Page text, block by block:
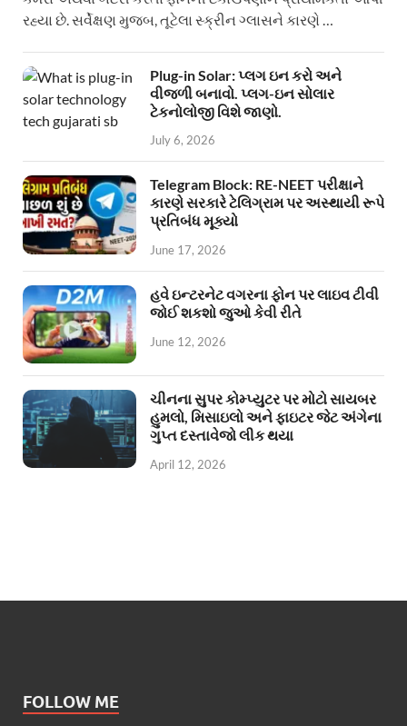
રહ્યા છે. સર્વેક્ષણ મુજબ, તૂટેલા સ્ક્રીન ગ્લાસને કારણે …
Plug-in Solar: પ્લગ ઇન કરો અને
વીજળી બનાવો. પ્લગ-ઇન સોલાર
ટેકનોલોજી વિશે જાણો.
July 6, 2026
Telegram Block: RE-NEET પરીક્ષાને
કારણે સરકારે ટેલિગ્રામ પર અસ્થાયી રૂપે
પ્રતિબંધ મૂક્યો
June 17, 2026
હવે ઇન્ટરનેટ વગરના ફોન પર લાઇવ ટીવી
જોઈ શકશો જુઓ કેવી રીતે
June 12, 2026
ચીનના સુપર કોમ્પ્યુટર પર મોટો સાયબર
હુમલો, મિસાઇલો અને ફાઇટર જેટ અંગેના
ગુપ્ત દસ્તાવેજો લીક થયા
April 12, 2026
FOLLOW ME